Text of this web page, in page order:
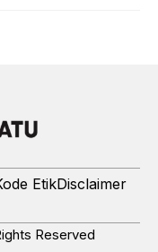
EtikDisclaimer
Reserved